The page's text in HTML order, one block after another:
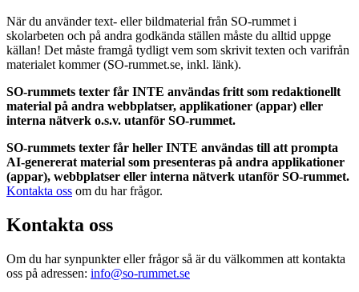
När du använder text- eller bildmaterial från SO-rummet i
skolarbeten och på andra godkända ställen måste du alltid uppge
källan! Det måste framgå tydligt vem som skrivit texten och varifrån
materialet kommer (SO-rummet.se, inkl. länk).
SO-rummets texter får INTE användas fritt som redaktionellt
material på andra webbplatser, applikationer (appar) eller
interna nätverk o.s.v. utanför SO-rummet.
SO-rummets texter får heller INTE användas till att prompta
AI-genererat material som presenteras på andra applikationer
(appar), webbplatser eller interna nätverk utanför SO-rummet.
Kontakta oss om du har frågor.
Kontakta oss
Om du har synpunkter eller frågor så är du välkommen att kontakta
oss på adressen: info@so-rummet.se